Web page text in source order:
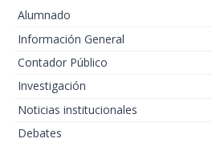
Alumnado
Información General
Contador Público
Investigación
Noticias institucionales
Debates